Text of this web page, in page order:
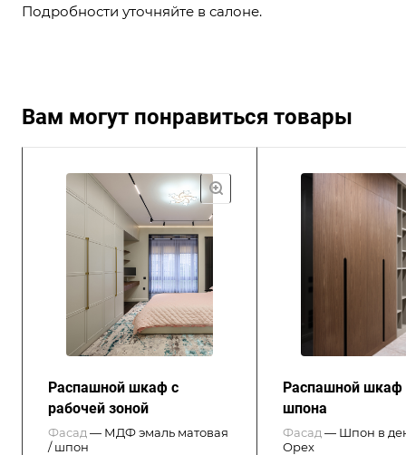
Подробности уточняйте в салоне.
Вам могут понравиться товары
Распашной шкаф с
рабочей зоной
Фасад — МДФ эмаль матовая
/ шпон
Распашной шкаф
шпона
Фасад — Шпон в
Орех